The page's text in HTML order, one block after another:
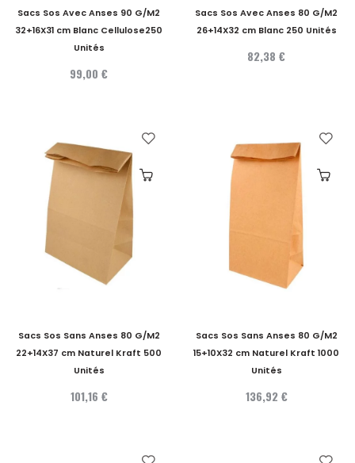
Sacs Sos Avec Anses 90 G/M2
32+16X31 cm Blanc Cellulose250
Unités
99,00 €
Sacs Sos Avec Anses 80 G/M2
26+14X32 cm Blanc 250 Unités
82,38 €
Sacs Sos Sans Anses 80 G/M2
22+14X37 cm Naturel Kraft 500
Unités
101,16 €
Sacs Sos Sans Anses 80 G/M2
15+10X32 cm Naturel Kraft 1000
Unités
136,92 €